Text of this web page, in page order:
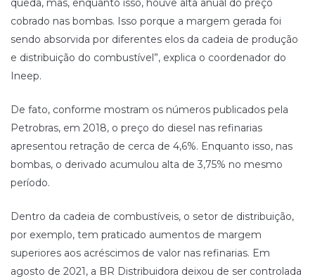
queda, mas, enquanto isso, houve alta anual do preço
cobrado nas bombas. Isso porque a margem gerada foi
sendo absorvida por diferentes elos da cadeia de produção
e distribuição do combustível”, explica o coordenador do
Ineep.
De fato, conforme mostram os números publicados pela
Petrobras, em 2018, o preço do diesel nas refinarias
apresentou retração de cerca de 4,6%. Enquanto isso, nas
bombas, o derivado acumulou alta de 3,75% no mesmo
período.
Dentro da cadeia de combustíveis, o setor de distribuição,
por exemplo, tem praticado aumentos de margem
superiores aos acréscimos de valor nas refinarias. Em
agosto de 2021, a BR Distribuidora deixou de ser controlada